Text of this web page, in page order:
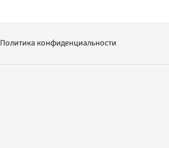
Политика конфиденциальности